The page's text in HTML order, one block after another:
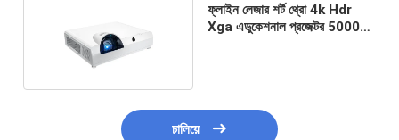
ফ্লাইন লেজার শর্ট থ্রো 4k Hdr
Xga এডুকেশনাল প্রজেক্টর 5000
চালিয়ে